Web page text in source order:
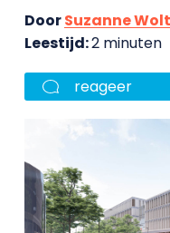
DoorSuzanne
Leestijd:2 minuten
reageer